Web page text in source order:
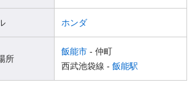
ホンダ
所
飯能市 - 仲町
西武池袋線 - 飯能駅